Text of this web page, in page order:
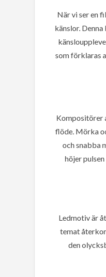
När vi ser en
känslor.
som förklaras
Kompositörer
flöde. Mörka
och snabba
höjer
Ledmotiv är
temat
den